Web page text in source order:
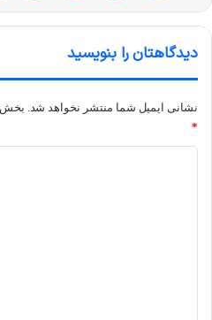
دیدگاهتان را بنویسید
نشانی ایمیل شما منتشر نخواهد شد.
*